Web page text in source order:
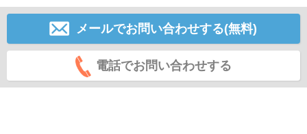
メールでお問い合わせする(無料)
電話でお問い合わせする